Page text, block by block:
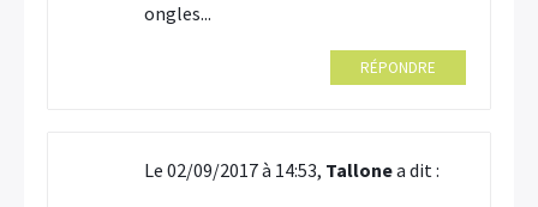
ongles...
RÉPONDRE
Le 02/09/2017 à 14:53, Tallonea dit :